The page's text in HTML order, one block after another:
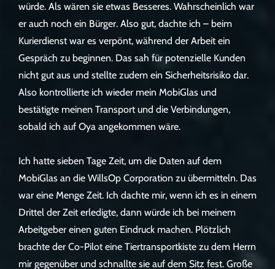
würde. Als wären sie etwas Besseres. Wahrscheinlich war
er auch noch ein Bürger. Also gut, dachte ich – beim
Kurierdienst war es verpönt, während der Arbeit ein
Gespräch zu beginnen. Das sah für potenzielle Kunden
nicht gut aus und stellte zudem ein Sicherheitsrisiko dar.
Also kontrollierte ich wieder mein MobiGlas und
bestätigte meinen Transport und die Verbindungen,
sobald ich auf Oya angekommen wäre.
Ich hatte sieben Tage Zeit, um die Daten auf dem
MobiGlas an die WillsOp Corporation zu übermitteln. Das
war eine Menge Zeit. Ich dachte mir, wenn ich es in einem
Drittel der Zeit erledigte, dann würde ich bei meinem
Arbeitgeber einen guten Eindruck machen. Plötzlich
brachte der Co-Pilot eine Tiertransportkiste zu dem Herrn
mir gegenüber und schnallte sie auf dem Sitz fest. Große